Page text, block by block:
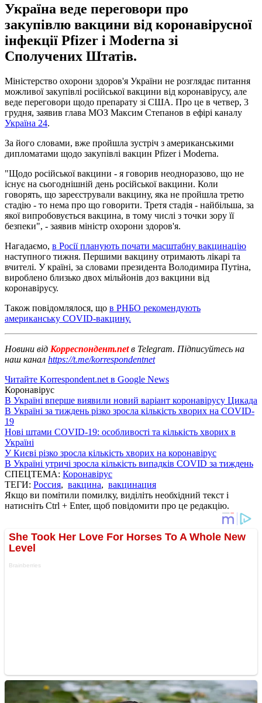
Україна веде переговори про
закупівлю вакцини від коронавірусної
інфекції Pfizer і Moderna зі
Сполучених Штатів.
Міністерство охорони здоров'я України не розглядає питання
можливої ​​закупівлі російської вакцини від коронавірусу, але
веде переговори щодо препарату зі США. Про це в четвер, 3
грудня, заявив глава МОЗ Максим Степанов в ефірі каналу
Україна 24.
За його словами, вже пройшла зустріч з американськими
дипломатами щодо закупівлі вакцин Pfizer і Moderna.
"Щодо російської вакцини - я говорив неодноразово, що не
існує на сьогоднішній день російської вакцини. Коли
говорять, що зареєстрували вакцину, яка не пройшла третю
стадію - то нема про що говорити. Третя стадія - найбільша, за
якої випробовується вакцина, в тому числі з точки зору її
безпеки", - заявив міністр охорони здоров'я.
Нагадаємо, в Росії планують почати масштабну вакцинацію
наступного тижня. Першими вакцину отримають лікарі та
вчителі. У країні, за словами президента Володимира Путіна,
вироблено близько двох мільйонів доз вакцини від
коронавірусу.
Також повідомлялося, що в РНБО рекомендують
американську COVID-вакцину.
Новини від Корреспондент.netв Telegram. Підписуйтесь на
наш канал https://t.me/korrespondentnet
Читайте Korrespondent.net в Google News
Коронавірус
В Україні вперше виявили новий варіант коронавірусу Цикада
В Україні за тиждень різко зросла кількість хворих на COVID-
19
Нові штами COVID-19: особливості та кількість хворих в
Україні
У Києві різко зросла кількість хворих на коронавірус
В Україні утричі зросла кількість випадків COVID за тиждень
СПЕЦТЕМА: Коронавірус
ТЕГИ: Россия, вакцина, вакцинация
Якщо ви помітили помилку, виділіть необхідний текст і
натисніть Ctrl + Enter, щоб повідомити про це редакцію.